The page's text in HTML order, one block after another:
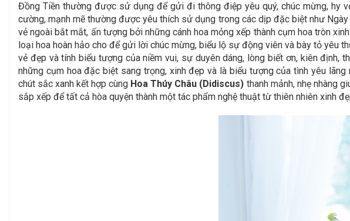
Đồng Tiền thường được sử dụng để gửi đi thông điệp yêu quý, chúc mừng, hy
cường, mạnh mẽ thường được yêu thích sử dụng trong các dịp đặc biệt như
vẻ ngoài bắt mắt, ấn tượng bởi những cánh hoa mỏng xếp thành cụm hoa tròn
loại hoa hoàn hảo cho để gửi lời chúc mừng, biểu lộ sự động viên và bày tỏ yêu
vẻ đẹp và tính biểu tượng của niềm vui, sự duyên dáng, lòng biết ơn, kiên định,
những cụm hoa đặc biệt sang trọng, xinh đẹp và là biểu tượng của tình yêu lãng
chút sắc xanh kết hợp cùng Hoa Thúy Châu (Didiscus) thanh mảnh,nhẹ nhàng
sắp xếp để tất cả hòa quyện thành một tác phẩm nghệ thuật từ thiên nhiên xinh